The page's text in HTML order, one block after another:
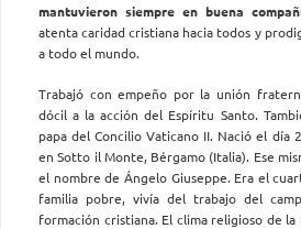
mantuvieron siempre en buena
atenta caridad cristiana hacia todos y
a todo el mundo.
Trabajó con empeño por la unión
dócil a la acción del Espíritu Santo.
papa del Concilio Vaticano II. Nació el día
en Sotto il Monte, Bérgamo (Italia). Ese
el nombre de Ángelo Giuseppe. Era el
familia pobre, vivía del trabajo del
formación cristiana. El clima religioso de